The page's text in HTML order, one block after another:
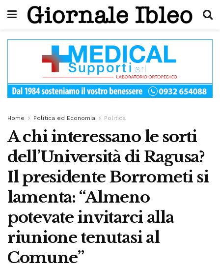
Home Politica ed Economia Politica
A chi interessano le sorti
dell’Università di Ragusa?
Il presidente Borrometi si
lamenta: “Almeno
potevate invitarci alla
riunione tenutasi al
Comune”